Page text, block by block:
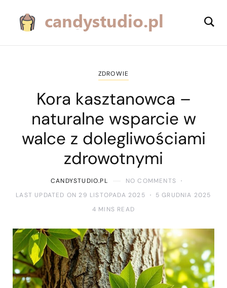
ZDROWIE
Kora kasztanowca –
naturalne wsparcie w
walce z dolegliwościami
zdrowotnymi
CANDYSTUDIO.PL
NO COMMENTS
LAST UPDATED ON 29 LISTOPADA 2025
5 GRUDNIA 2025
4 MINS READ